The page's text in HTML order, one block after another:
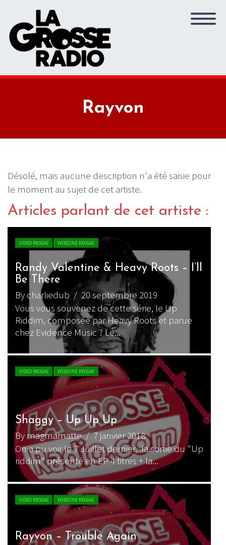
Rayvon
Désolé, mais aucune description n'a été saisie pour
le moment au sujet de cet artiste.
Articles parlant de cet artiste :
VIDEO REGGAE WEBZINE REGGAE
Randy Valentine & Heavy Roots – I’ll
Be There
By charliedub / 20 septembre 2019
Vous vous souvenez de cette série, le Up
Riddim, composée par Heavy Roots et parue
chez Evidence Music ? Le...
VIDEO REGGAE WEBZINE REGGAE
Shaggy – Up Up Up
By magmamatte/ 7 janvier 2018
On a pu voir le 7 Juillet dernier, la sortie du "Up
riddim" présenté en EP 4 titres + la...
VIDEO REGGAE WEBZINE REGGAE
Rayvon – Trouble Again